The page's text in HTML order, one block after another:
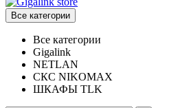
Все категории
Все категории
Gigalink
NETLAN
СКС NIKOMAX
ШКАФЫ TLK